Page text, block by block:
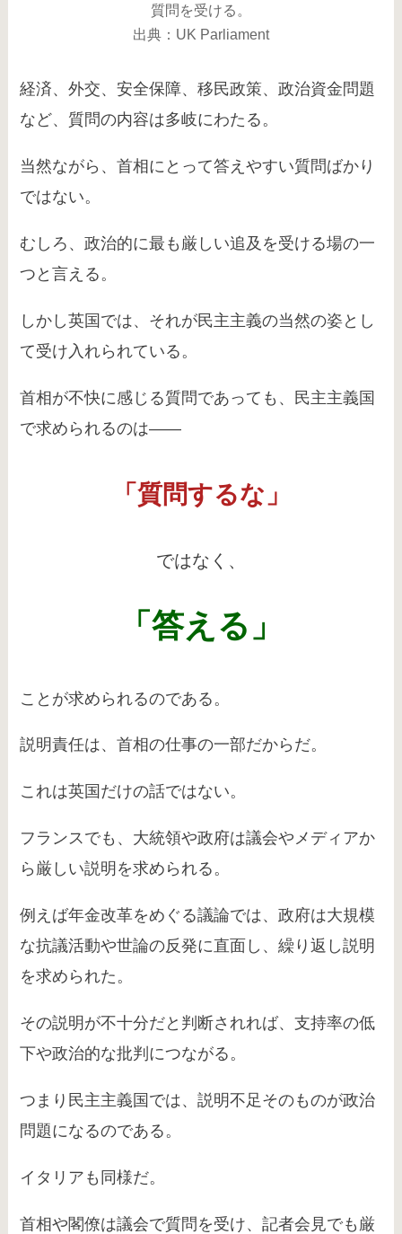
質問を受ける。
出典：UK Parliament
経済、外交、安全保障、移民政策、政治資金問題
など、質問の内容は多岐にわたる。
当然ながら、首相にとって答えやすい質問ばかり
ではない。
むしろ、政治的に最も厳しい追及を受ける場の一
つと言える。
しかし英国では、それが民主主義の当然の姿とし
て受け入れられている。
首相が不快に感じる質問であっても、民主主義国
で求められるのは――
「質問するな」
ではなく、
「答える」
ことが求められるのである。
説明責任は、首相の仕事の一部だからだ。
これは英国だけの話ではない。
フランスでも、大統領や政府は議会やメディアか
ら厳しい説明を求められる。
例えば年金改革をめぐる議論では、政府は大規模
な抗議活動や世論の反発に直面し、繰り返し説明
を求められた。
その説明が不十分だと判断されれば、支持率の低
下や政治的な批判につながる。
つまり民主主義国では、説明不足そのものが政治
問題になるのである。
イタリアも同様だ。
首相や閣僚は議会で質問を受け、記者会見でも厳